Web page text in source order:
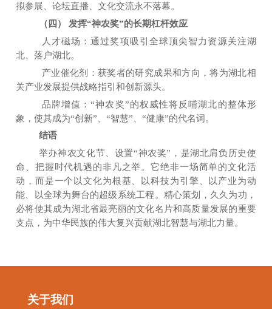
拟参展、论坛直播、文化交流永不落幕。
（四）
发挥“神农奖”的长期杠杆效应
人才磁场：通过奖项吸引全球顶尖智力资源关注湖
北、落户湖北。
产业催化剂：获奖者的研究成果和方向，将为湖北相
关产业发展提供战略指引和创新源头。
品牌增值：“神农奖”的权威性将反哺湖北的整体形
象，使其成为“创新” 、“智慧” 、“健康”的代名词。
结语
举办神农文化节、设置“神农奖”，是湖北肩负历史使
命、把握时代机遇的非凡之举。它绝非一场简单的文化活
动，而是一个以文化为根基、以科技为引擎、以产业为动
能、以全球为舞台的超级系统工程。精心策划，久久为功，
必将使其成为湖北省最亮丽的文化名片和高质量发展的重要
支点，为中华民族的伟大复兴贡献湖北智慧与湖北力量。
关于我们